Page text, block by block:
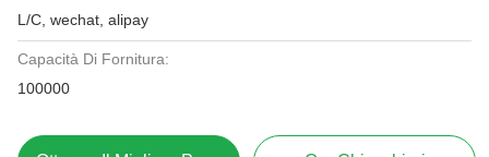
L/C, wechat, alipay
Capacità Di Fornitura:
100000